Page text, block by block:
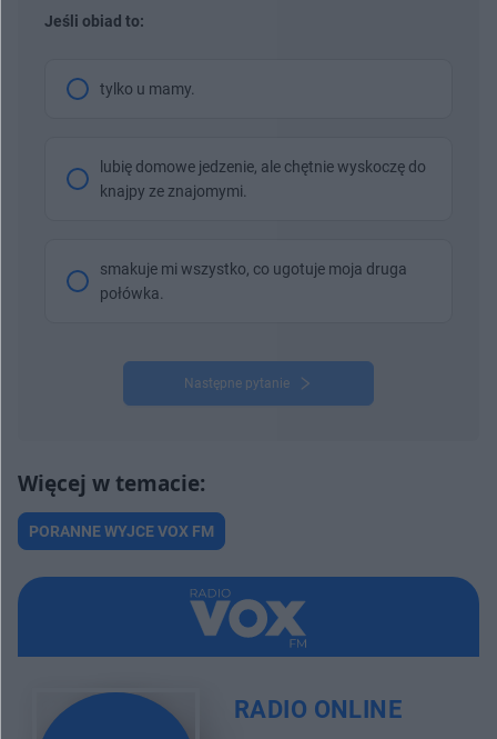
Jeśli obiad to:
tylko u mamy.
lubię domowe jedzenie, ale chętnie wyskoczę do
knajpy ze znajomymi.
smakuje mi wszystko, co ugotuje moja druga
połówka.
Następne pytanie
PORANNE WYJCE VOX FM
RADIO ONLINE